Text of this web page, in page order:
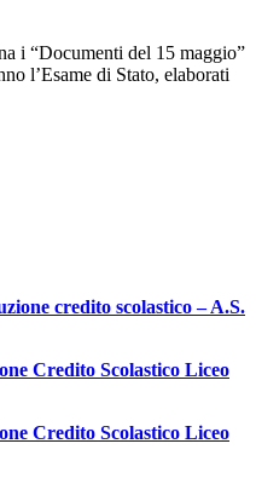
i “Documenti del 15 maggio”
l’Esame di Stato, elaborati
credito scolastico – A.S.
Credito Scolastico Liceo
Credito Scolastico Liceo